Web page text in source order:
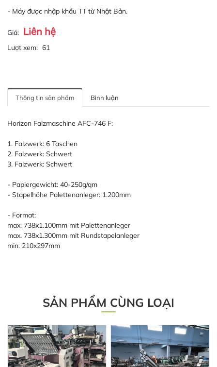
- Máy được nhập khẩu TT từ Nhật Bản.
Giá: Liên hệ
Lượt xem: 61
Thông tin sản phẩm Bình luận
Horizon Falzmaschine AFC-746 F:
1. Falzwerk: 6 Taschen
2. Falzwerk: Schwert
3. Falzwerk: Schwert
- Papiergewicht: 40-250g/qm
- Stapelhöhe Palettenanleger: 1.200mm
- Format:
max. 738x1.100mm mit Palettenanleger
max. 738x1.300mm mit Rundstapelanleger
min. 210x297mm
SẢN PHẨM CÙNG LOẠI